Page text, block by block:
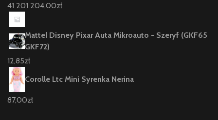
41 201 204,00zł
Mattel Disney Pixar Auta Mikroauto - Szeryf (GKF65
GKF72)
12,85zł
Corolle Ltc Mini Syrenka Nerina
87,00zł